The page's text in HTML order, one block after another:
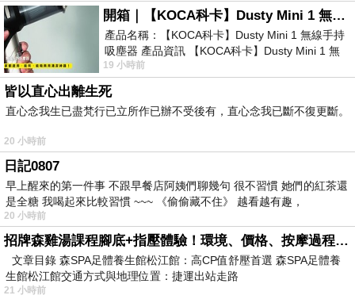
開箱｜【KOCA科卡】Dusty Mini 1 無線手持吸塵器
產品名稱：【KOCA科卡】Dusty Mini 1 無線手持
吸塵器 產品資訊 【KOCA科卡】Dusty Mini 1 無
線手持吸塵器評語： 能吸、能吹兼具兩
19 小時前
皆以直心出離生死
直心念我生已盡梵行已立所作已辦不受後有，直心念我已斷不復更斷。
20 小時前
日記0807
早上醒來的第一件事 不跟早餐店阿姨們聊幾句 很不習慣 她們的紅茶還
是全糖 我喝起來比較習慣 ~~~ 《偷偷藏不住》 越看越有趣，
20 小時前
招牌森雞湯課程腳底+指壓體驗！環境、價格、按摩過程全紀錄，森SPA足體養生館松江館最新價格表
文章目錄 森SPA足體養生館松江館：高CP值舒壓首選 森SPA足體養
生館松江館交通方式與地理位置：捷運出站走路
21 小時前